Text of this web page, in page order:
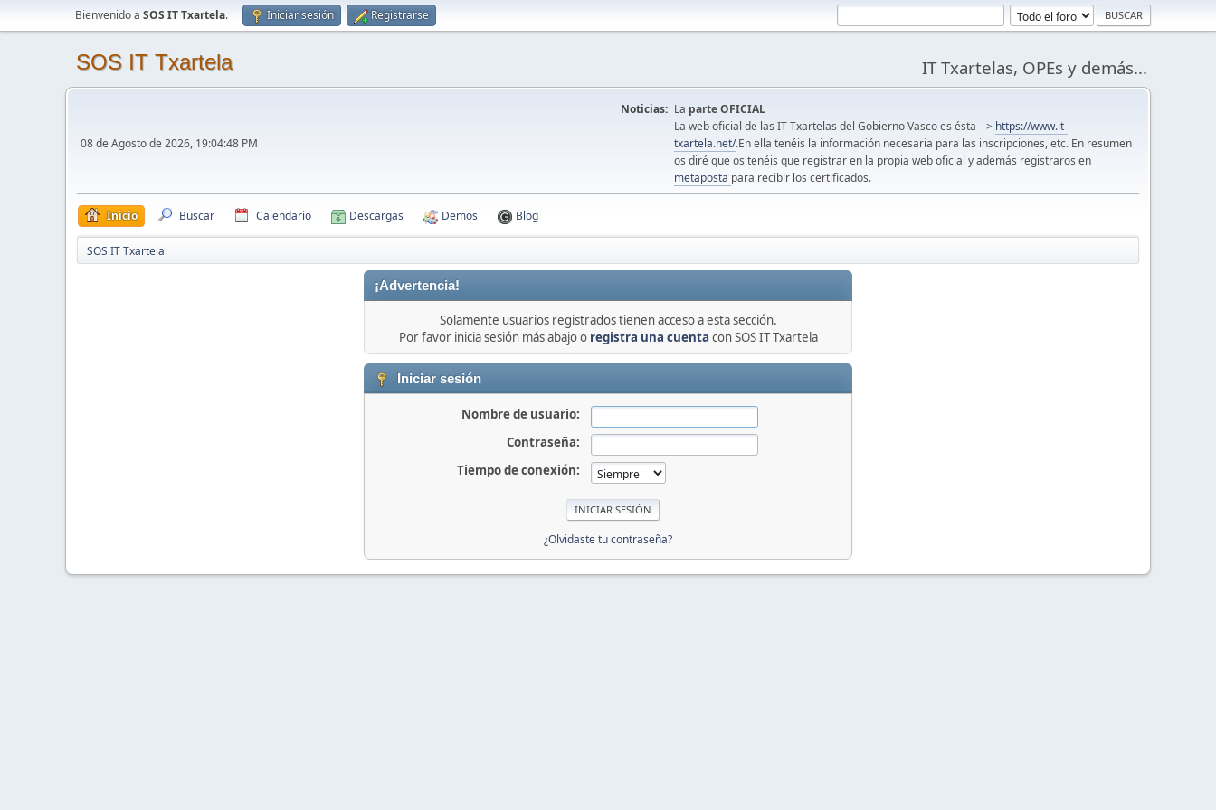
Bienvenido a SOS IT Txartela. Iniciar sesión Registrarse
SOS IT Txartela IT Txartelas, OPEs y demás...
08 de Agosto de 2026, 19:04:48 PM
Noticias: La parte OFICIAL
La web oficial de las IT Txartelas del Gobierno Vasco es ésta --> https://www.it-
txartela.net/.En ella tenéis la información necesaria para las inscripciones, etc. En resumen
os diré que os tenéis que registrar en la propia web oficial y además registraros en
metaposta para recibir los certificados.
Inicio Buscar Calendario Descargas Demos Blog
SOS IT Txartela
¡Advertencia!
Solamente usuarios registrados tienen acceso a esta sección.
Por favor inicia sesión más abajo o registra una cuenta con SOS IT Txartela
Iniciar sesión
Nombre de usuario:
Contraseña:
Tiempo de conexión:
¿Olvidaste tu contraseña?